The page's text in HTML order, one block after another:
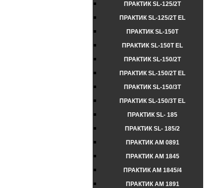
ПРАКТИК SL-125/2Т
ПРАКТИК SL-125/2Т EL
ПРАКТИК SL-150Т
ПРАКТИК SL-150Т EL
ПРАКТИК SL-150/2Т
ПРАКТИК SL-150/2Т EL
ПРАКТИК SL-150/3Т
ПРАКТИК SL-150/3Т EL
ПРАКТИК SL- 185
ПРАКТИК SL- 185/2
ПРАКТИК AM 0891
ПРАКТИК AM 1845
ПРАКТИК AM 1845/4
ПРАКТИК AM 1891